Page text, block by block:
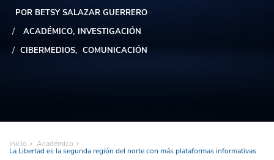
POR BETSY SALAZAR GUERRERO
ACADÉMICO INVESTIGACIÓN
CIBERMEDIOS
COMUNICACIÓN
Inicio Académico
La Libertad es la segunda región del norte con más plataformas informativas